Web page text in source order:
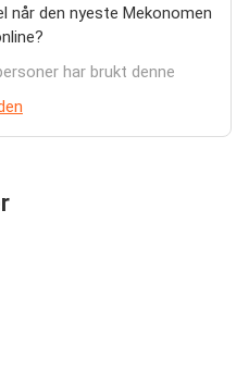
når den nyeste Mekonomen
har brukt denne